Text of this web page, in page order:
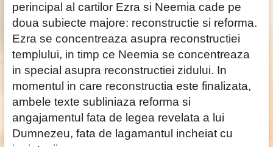
perincipal al cartilor Ezra si Neemia cade pe
doua subiecte majore: reconstructie si reforma.
Ezra se concentreaza asupra reconstructiei
templului, in timp ce Neemia se concentreaza
in special asupra reconstructiei zidului. In
momentul in care reconstructia este finalizata,
ambele texte subliniaza reforma si
angajamentul fata de legea revelata a lui
Dumnezeu, fata de lagamantul incheiat cu